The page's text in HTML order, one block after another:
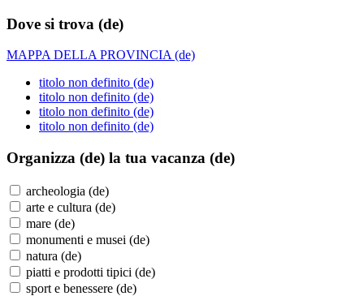
Dove si trova (de)
MAPPA DELLA PROVINCIA (de)
titolo non definito (de)
titolo non definito (de)
titolo non definito (de)
titolo non definito (de)
Organizza (de) la tua vacanza (de)
archeologia (de)
arte e cultura (de)
mare (de)
monumenti e musei (de)
natura (de)
piatti e prodotti tipici (de)
sport e benessere (de)